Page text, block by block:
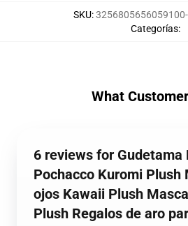
SKU:
Categorías:
What
6 reviews for Gudetama
Pochacco Kuromi Plush
ojos Kawaii Plush
Plush Regalos de aro